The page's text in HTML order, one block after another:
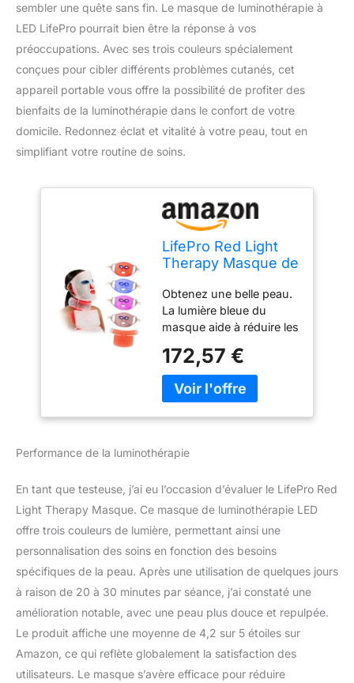
sembler une quête sans fin. Le masque de luminothérapie à
LED LifePro pourrait bien être la réponse à vos
préoccupations. Avec ses trois couleurs spécialement
conçues pour cibler différents problèmes cutanés, cet
appareil portable vous offre la possibilité de profiter des
bienfaits de la luminothérapie dans le confort de votre
domicile. Redonnez éclat et vitalité à votre peau, tout en
simplifiant votre routine de soins.
LifePro Red Light
Therapy Masque de
LED avec 3
couleurs pour le
visage et le cou
Appareil de soins
de la peau portable
pour les visages à
domicile
Obtenez une belle peau.
La lumière bleue du
masque aide à réduire les
vous donne confiance
en vous pour montrer
votre rayonnement
la lumière rouge stimule
aidant à réduire les
signes du vieillissement
et à garder une peau
peau saine et équilibrée -
La lumière verte favorise
votre flux lymphatique et
équilibre les peaux
grasses - pour une
brillance fraîche et
éclatante. Un manuel
d'utilisation est inclus
172,57 €
Performance de la luminothérapie
En tant que testeuse, j’ai eu l’occasion d’évaluer le LifePro Red
Light Therapy Masque. Ce masque de luminothérapie LED
offre trois couleurs de lumière, permettant ainsi une
personnalisation des soins en fonction des besoins
spécifiques de la peau. Après une utilisation de quelques jours
à raison de 20 à 30 minutes par séance, j’ai constaté une
amélioration notable, avec une peau plus douce et repulpée.
Le produit affiche une moyenne de 4,2 sur 5 étoiles sur
Amazon, ce qui reflète globalement la satisfaction des
utilisateurs. Le masque s’avère efficace pour réduire